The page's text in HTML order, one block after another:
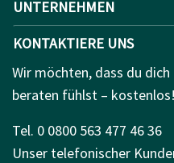
UNTERNEHMEN
KONTAKTIERE UNS
Wir möchten, dass du
beraten fühlst – kostenlos!
Tel. 0 0800 563 477 46 36
Unser telefonischer